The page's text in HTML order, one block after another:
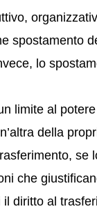
spostamento
lo
limite al
della
se
che
diritto al